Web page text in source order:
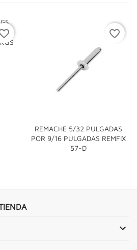
REMACHE 5/32 PULGADAS
POR 9/16 PULGADAS REMFIX
57-D
favorite_border
